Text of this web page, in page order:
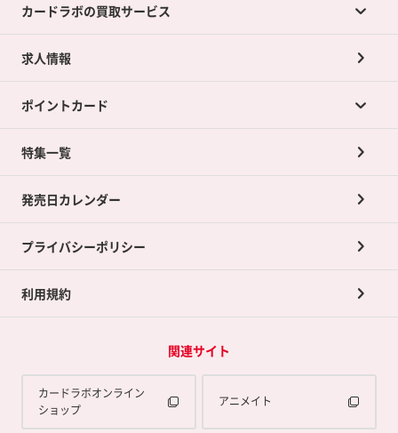
カードラボの買取サービス
カードラボの買取サービスTOP
店舗買取について
ネット買取について
買取承諾書について
求人情報
ポイントカード
ポイントカードTOP
ポイント交換景品
特集一覧
発売日カレンダー
プライバシーポリシー
利用規約
関連サイト
カードラボオンライン
ショップ
アニメイト